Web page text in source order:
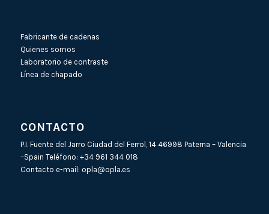
Fabricante de cadenas
Quienes somos
Laboratorio de contraste
Línea de chapado
CONTACTO
P.I. Fuente del Jarro Ciudad del Ferrol, 14 46998 Paterna – Valencia
–Spain Teléfono: +34 961 344 018
Contacto e-mail: opla@opla.es